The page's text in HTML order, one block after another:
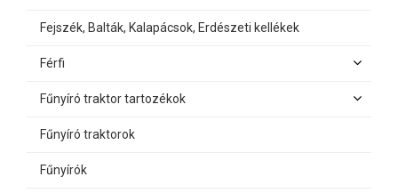
Fejszék, Balták, Kalapácsok, Erdészeti kellékek
Férfi
Fűnyíró traktor tartozékok
Fűnyíró traktorok
Fűnyírók